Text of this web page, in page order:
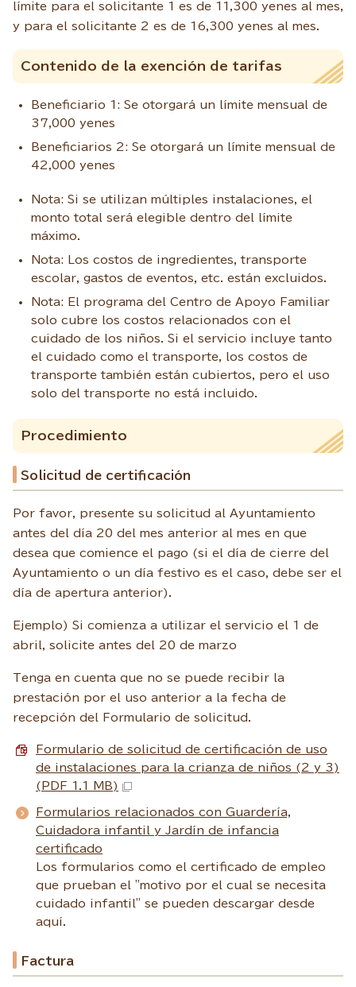
límite para el solicitante 1 es de 11,300 yenes al mes,
y para el solicitante 2 es de 16,300 yenes al mes.
Contenido de la exención de tarifas
Beneficiario 1: Se otorgará un límite mensual de
37,000 yenes
Beneficiarios 2: Se otorgará un límite mensual de
42,000 yenes
Nota: Si se utilizan múltiples instalaciones, el
monto total será elegible dentro del límite
máximo.
Nota: Los costos de ingredientes, transporte
escolar, gastos de eventos, etc. están excluidos.
Nota: El programa del Centro de Apoyo Familiar
solo cubre los costos relacionados con el
cuidado de los niños. Si el servicio incluye tanto
el cuidado como el transporte, los costos de
transporte también están cubiertos, pero el uso
solo del transporte no está incluido.
Procedimiento
Solicitud de certificación
Por favor, presente su solicitud al Ayuntamiento
antes del día 20 del mes anterior al mes en que
desea que comience el pago (si el día de cierre del
Ayuntamiento o un día festivo es el caso, debe ser el
día de apertura anterior).
Ejemplo) Si comienza a utilizar el servicio el 1 de
abril, solicite antes del 20 de marzo
Tenga en cuenta que no se puede recibir la
prestación por el uso anterior a la fecha de
recepción del Formulario de solicitud.
Formulario de solicitud de certificación de uso
de instalaciones para la crianza de niños (2 y 3)
(PDF 1.1 MB)
Formularios relacionados con Guardería,
Cuidadora infantil y Jardín de infancia
certificado
Los formularios como el certificado de empleo
que prueban el "motivo por el cual se necesita
cuidado infantil" se pueden descargar desde
aquí.
Factura